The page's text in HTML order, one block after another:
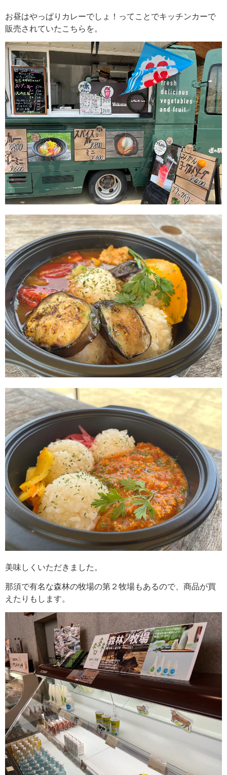
お昼はやっぱりカレーでしょ！ってことでキッチンカーで
販売されていたこちらを。
美味しくいただきました。
那須で有名な森林の牧場の第２牧場もあるので、商品が買
えたりもします。